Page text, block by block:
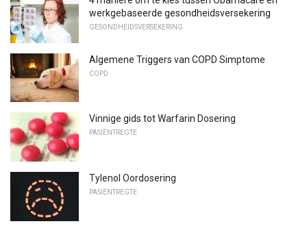
werkgebaseerde gesondheidsversekering
GESONDHEIDSVERSEKERING
Algemene Triggers van COPD Simptome
COPD
Vinnige gids tot Warfarin Dosering
PASIËNTREGTE
Tylenol Oordosering
PASIËNTREGTE